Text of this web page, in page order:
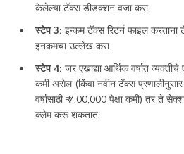
केलेल्या टॅक्स डीडक्शन वजा करा.
स्टेप 3: इन्कम टॅक्स रिटर्न फाइल
इनकमचा उल्लेख करा.
स्टेप 4: जर एखाद्या आर्थिक वर्षात
कमी असेल (किंवा नवीन टॅक्स
वर्षांसाठी ₹ 7,00,000 पेक्षा कमी) तर ते
क्लेम करू शकतात.